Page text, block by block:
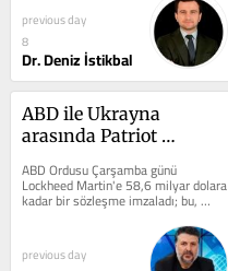
previous day
8
Dr. Deniz İstikbal
ABD ile Ukrayna
arasında Patriot
ABD Ordusu Çarşamba günü
Lockheed Martin'e 58,6 milyar dolara
kadar bir sözleşme imzaladı; bu,
şimdiye kadar imzalanan en büyük
previous day